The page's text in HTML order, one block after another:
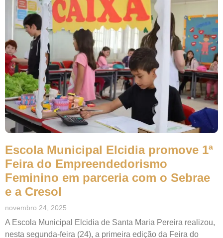
Escola Municipal Elcidia promove 1ª
Feira do Empreendedorismo
Feminino em parceria com o Sebrae
e a Cresol
novembro 24, 2025
A Escola Municipal Elcidia de Santa Maria Pereira realizou,
nesta segunda-feira (24), a primeira edição da Feira do